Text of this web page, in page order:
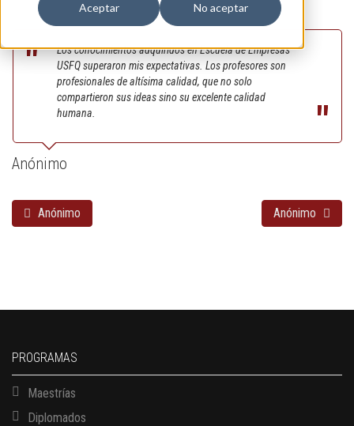
Aceptar
No aceptar
Los conocimientos adquiridos en Escuela de Empresas
USFQ superaron mis expectativas. Los profesores son
profesionales de altísima calidad, que no solo
compartieron sus ideas sino su excelente calidad
humana.
Anónimo
Anónimo Anónimo
PROGRAMAS
Maestrías
Diplomados